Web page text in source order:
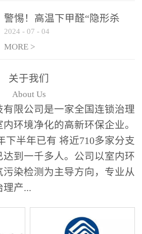
警惕！高温下甲醛“隐形杀
手”来袭，你的家安全吗？
2024 - 07 - 04
MORE >
关于我们
About Us
有限公司是一家全国连锁治理
环境净化的高新环保企业。
下半年已有 将近710多家分支
到一千多人。公司以室内环
染检测为主导方向，专业从
理产...